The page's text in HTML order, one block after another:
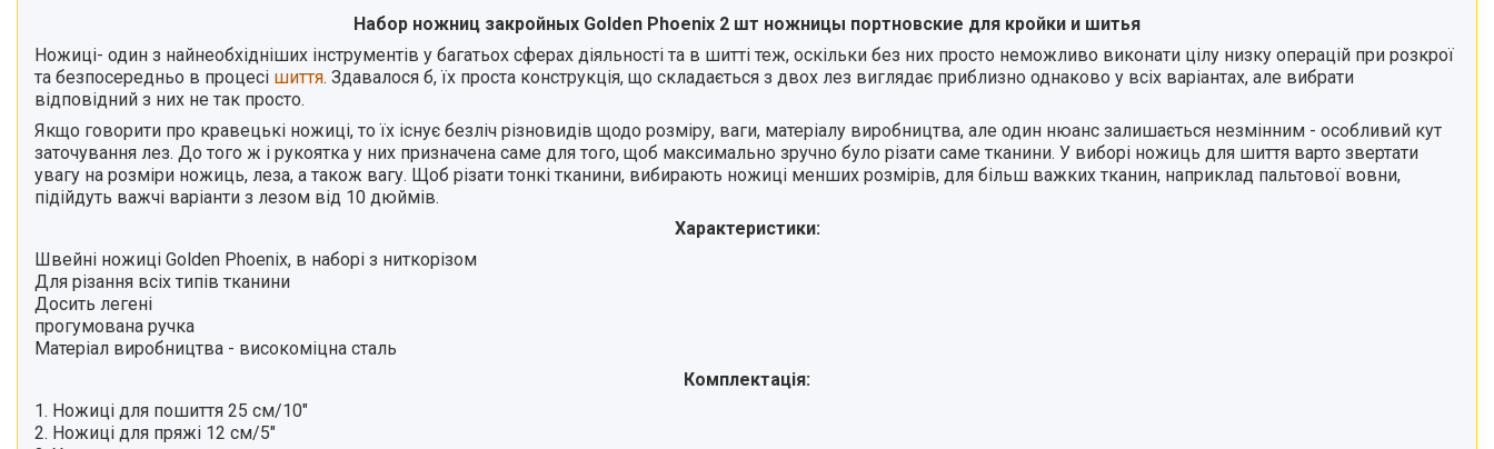
Набор ножниц закройных Golden Phoenix 2 шт ножницы портновские для кройки и шитья
Ножиці- один з найнеобхідніших інструментів у багатьох сферах діяльності та в шитті теж, оскільки без них просто неможливо виконати цілу низку операцій при розкрої
та безпосередньо в процесі шиття. Здавалося б, їх проста конструкція, що складається з двох лез виглядає приблизно однаково у всіх варіантах, але вибрати
відповідний з них не так просто.
Якщо говорити про кравецькі ножиці, то їх існує безліч різновидів щодо розміру, ваги, матеріалу виробництва, але один нюанс залишається незмінним - особливий кут
заточування лез. До того ж і рукоятка у них призначена саме для того, щоб максимально зручно було різати саме тканини. У виборі ножиць для шиття варто звертати
увагу на розміри ножиць, леза, а також вагу. Щоб різати тонкі тканини, вибирають ножиці менших розмірів, для більш важких тканин, наприклад пальтової вовни,
підійдуть важчі варіанти з лезом від 10 дюймів.
Характеристики:
Швейні ножиці Golden Phoenix, в наборі з ниткорізом
Для різання всіх типів тканини
Досить легені
прогумована ручка
Матеріал виробництва - високоміцна сталь
Комплектація:
1. Ножиці для пошиття 25 см/10"
2. Ножиці для пряжі 12 см/5"